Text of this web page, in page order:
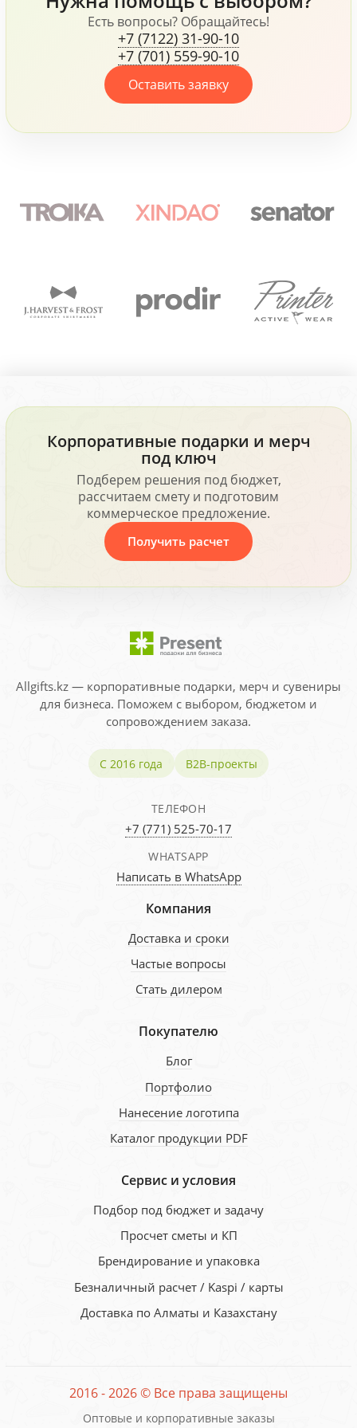
что компания, не
жалеет средств для
своих сотрудников.
Есть вопросы? Обращайтесь!
+7 (7122) 31-90-10
+7 (701) 559-90-10
Оставить заявку
Корпоративные подарки и мерч
под ключ
Подберем решения под бюджет,
рассчитаем смету и подготовим
коммерческое предложение.
Получить расчет
Allgifts.kz — корпоративные подарки, мерч и сувениры
для бизнеса. Поможем с выбором, бюджетом и
сопровождением заказа.
С 2016 года B2B-проекты
ТЕЛЕФОН
+7 (771) 525-70-17
WHATSAPP
Написать в WhatsApp
Компания
Доставка и сроки
Частые вопросы
Стать дилером
Покупателю
Блог
Портфолио
Нанесение логотипа
Каталог продукции PDF
Сервис и условия
Подбор под бюджет и задачу
Просчет сметы и КП
Брендирование и упаковка
Безналичный расчет / Kaspi / карты
Доставка по Алматы и Казахстану
2016 - 2026 © Все права защищены
Оптовые и корпоративные заказы